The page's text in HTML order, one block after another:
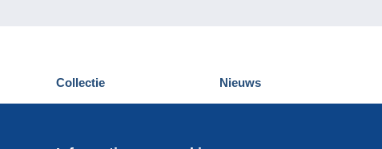
Collectie
Postkaarten
Nieuws
Delcampe Evenementen